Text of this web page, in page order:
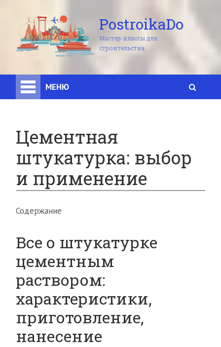
PostroikaDo
Мастер-классы для
строительства
МЕНЮ
Цементная
штукатурка: выбор
и применение
Содержание
Все о штукатурке
цементным
раствором:
характеристики,
приготовление,
нанесение